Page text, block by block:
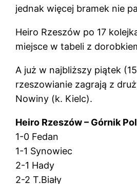
jednak więcej bramek nie
Heiro Rzeszów po 17
miejsce w tabeli z
A już w najbliższy piątek
rzeszowianie zagrają z
Nowiny (k. Kielc).
Heiro Rzeszów – Górnik
1-0 Fedan
1-1 Synowiec
2-1 Hady
2-2 T.Biały